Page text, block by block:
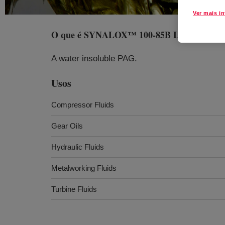
O que éSYNALOX™ 100-85B Lubricant
A water insoluble PAG.
Usos
Compressor Fluids
Gear Oils
Hydraulic Fluids
Metalworking Fluids
Turbine Fluids
Ver mais